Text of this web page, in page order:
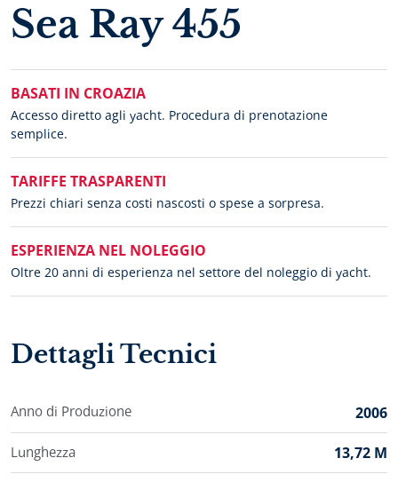
Sea Ray 455
BASATI IN CROAZIA
Accesso diretto agli yacht. Procedura di prenotazione
semplice.
TARIFFE TRASPARENTI
Prezzi chiari senza costi nascosti o spese a sorpresa.
ESPERIENZA NEL NOLEGGIO
Oltre 20 anni di esperienza nel settore del noleggio di yacht.
Dettagli Tecnici
Anno di Produzione 2006
Lunghezza 13,72 M